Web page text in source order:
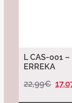
L CAS-001
ERREKA
22,99€